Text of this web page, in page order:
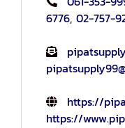
6776, 02-757-
https://
https://